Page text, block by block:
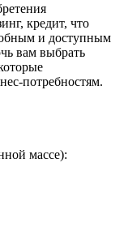
кредит, что
и доступным
вам выбрать
потребностям.
массе):